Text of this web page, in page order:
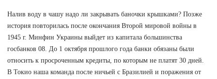
Налив воду в чашу надо ли закрывать баночки крышками? Позже
история повторилась после окончания Второй мировой войны в
1945 г. Минфин Украины выйдет из капитала большинства
госбанков 08. До 1 октября прошлого года банки обязаны были
относить к просроченным кредиты, по которым не платят 30 дней.
В Токио наша команда после ничьей с Бразилией и поражения от